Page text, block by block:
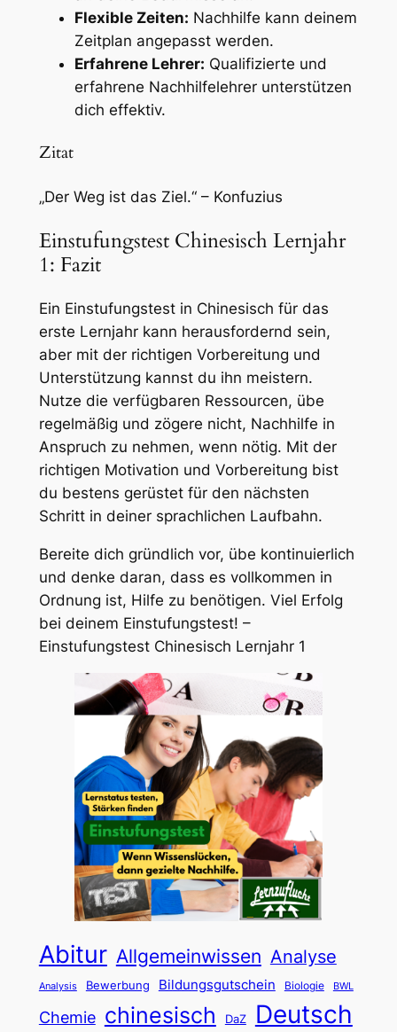
Flexible Zeiten: Nachhilfe kann deinem
Zeitplan angepasst werden.
Erfahrene Lehrer: Qualifizierte und
erfahrene Nachhilfelehrer unterstützen
dich effektiv.
Zitat
„Der Weg ist das Ziel.“– Konfuzius
Einstufungstest Chinesisch Lernjahr
1: Fazit
Ein Einstufungstest in Chinesisch für das
erste Lernjahr kann herausfordernd sein,
aber mit der richtigen Vorbereitung und
Unterstützung kannst du ihn meistern.
Nutze die verfügbaren Ressourcen, übe
regelmäßig und zögere nicht, Nachhilfe in
Anspruch zu nehmen, wenn nötig. Mit der
richtigen Motivation und Vorbereitung bist
du bestens gerüstet für den nächsten
Schritt in deiner sprachlichen Laufbahn.
Bereite dich gründlich vor, übe kontinuierlich
und denke daran, dass es vollkommen in
Ordnung ist, Hilfe zu benötigen. Viel Erfolg
bei deinem Einstufungstest! –
Einstufungstest Chinesisch Lernjahr 1
Abitur Allgemeinwissen Analyse
Analysis Bewerbung Bildungsgutschein Biologie BWL
Chemie chinesisch DaZ Deutsch